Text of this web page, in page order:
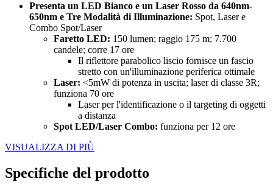
Presenta un LED Bianco e un Laser Rosso da 640nm-
650nm e Tre Modalità di Illuminazione: Spot, Laser e
Combo Spot/Laser
Faretto LED: 150 lumen; raggio 175 m; 7.700
candele; corre 17 ore
Il riflettore parabolico liscio fornisce un fascio
stretto con un'illuminazione periferica ottimale
Laser: <5mW di potenza in uscita; laser di classe 3R;
funziona 70 ore
Laser per l'identificazione o il targeting di oggetti
a distanza
Spot LED/Laser Combo: funziona per 12 ore
VISUALIZZA DI PIÙ
Specifiche del prodotto